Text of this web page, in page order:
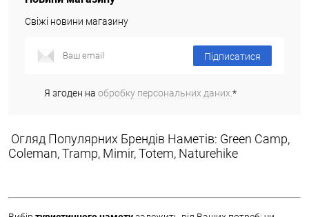
Свіжі новини магазину
Підписатися
Я згоден на обробку персональних даних.*
Огляд Популярних Брендів Наметів: Green Camp,
Coleman, Tramp, Mimir, Totem, Naturehike